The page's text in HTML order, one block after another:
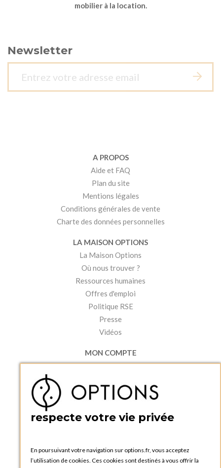
mobilier à la location.
Newsletter
A PROPOS
Aide et FAQ
Plan du site
Mentions légales
Conditions générales de vente
Charte des données personnelles
LA MAISON OPTIONS
La Maison Options
Où nous trouver ?
Ressources humaines
Offres d'emploi
Politique RSE
Presse
Vidéos
MON COMPTE
Accéder à mon compte
Créer un compte
PRATIQUE
Catalogues et bons de commande
Tutoriels
respecte votre vie privée
En poursuivant votre navigation sur options.fr, vous acceptez
l’utilisation de cookies. Ces cookies sont destinés à vous offrir la